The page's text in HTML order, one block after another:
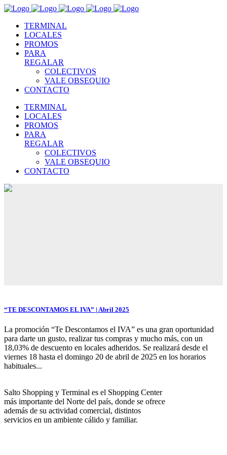
TERMINAL
LOCALES
PROMOS
PARA
REGALAR
COLECTIVOS
VALE OBSEQUIO
CONTACTO
TERMINAL
LOCALES
PROMOS
PARA
REGALAR
COLECTIVOS
VALE OBSEQUIO
CONTACTO
“TE DESCONTAMOS EL IVA” | Abril 2025
La promoción “Te Descontamos el IVA” es una gran oportunidad
para darte un gusto, realizar tus compras y mucho más, con un
18,03% de descuento en locales adheridos. Se realizará desde el
viernes 18 hasta el domingo 20 de abril de 2025 en los horarios
habituales...
Salto Shopping y Terminal es el Shopping Center
más importante del Norte del país, donde se ofrece
además de su actividad comercial, distintos
servicios en un ambiente cálido y familiar.